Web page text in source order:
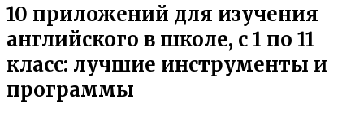
10 приложений для изучения
английского в школе, с 1 по 11
класс: лучшие инструменты и
программы